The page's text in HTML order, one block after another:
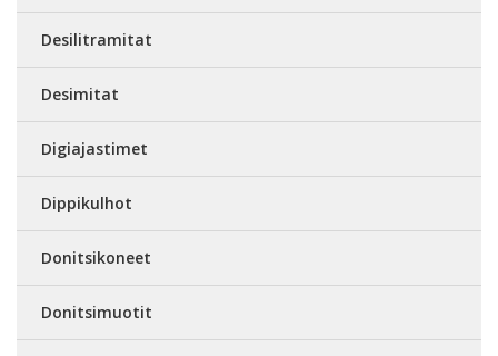
Desilitramitat
Desimitat
Digiajastimet
Dippikulhot
Donitsikoneet
Donitsimuotit